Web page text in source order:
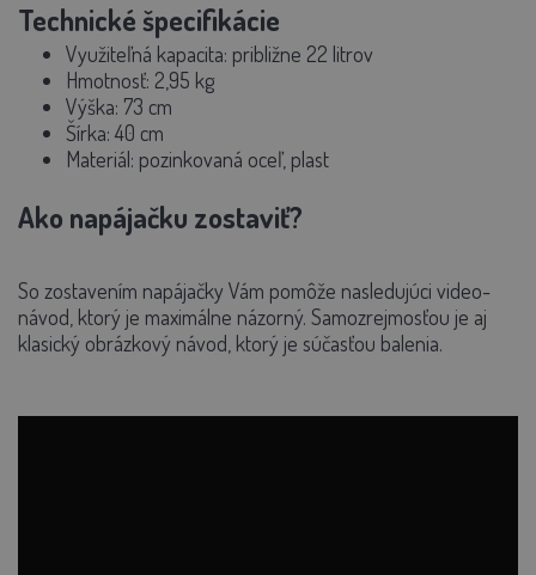
Technické špecifikácie
Využiteľná kapacita: približne 22 litrov
Hmotnosť: 2,95 kg
Výška: 73 cm
Šírka: 40 cm
Materiál: pozinkovaná oceľ, plast
Ako napájačku zostaviť?
So zostavením napájačky Vám pomôže nasledujúci video-
návod, ktorý je maximálne názorný. Samozrejmosťou je aj
klasický obrázkový návod, ktorý je súčasťou balenia.